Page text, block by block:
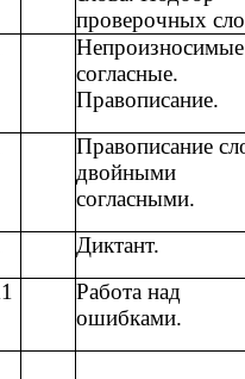
проверочных
Непроизносимые
согласные.
Правописание.
Правописание
двойными
согласными.
Диктант.
Работа над
ошибками.